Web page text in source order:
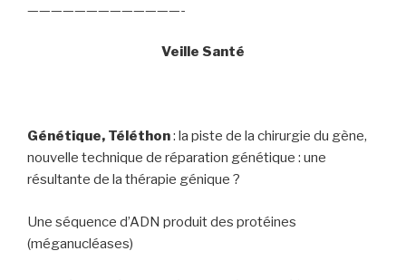
—————————————-
Veille Santé
Génétique, Téléthon: la piste de la chirurgie du gène,
nouvelle technique de réparation génétique : une
résultante de la thérapie génique ?
Une séquence d’ADN produit des protéines
(méganucléases)